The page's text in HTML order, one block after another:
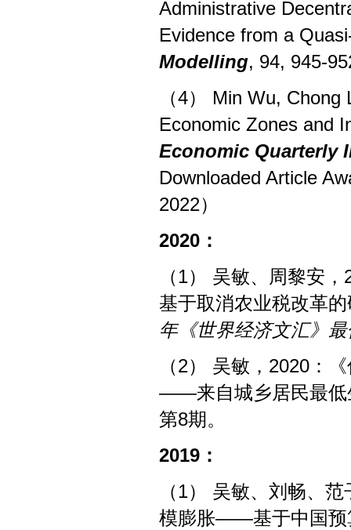
Administrative
Evidence from a
Modelling, 94, 945-
（4） Min Wu,
Economic Zones and
Economic Quarterly
Downloaded Article
2022）
2020 ：
（1） 吴敏、周黎安
基于取消农业税改革
年《世界经济文汇》
（2） 吴敏，2020：
——来自城乡居民最低
第8期。
2019 ：
（1） 吴敏、刘畅、
模膨胀——基于中国预